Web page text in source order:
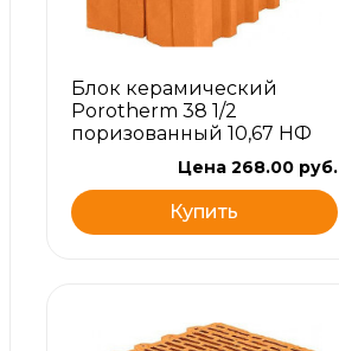
Блок керамический
Porotherm 38 1/2
поризованный 10,67 НФ
Цена 268.00 руб.
Купить